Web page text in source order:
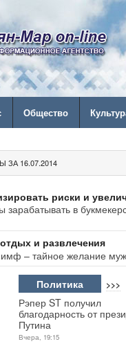
Общество
ЗА 16.07.2014
риски и
зарабатывать в
и развлечения
– тайное желание
Политика >>>
Рэпер ST получил
благодарность от
Путина
Вчера, 19:15